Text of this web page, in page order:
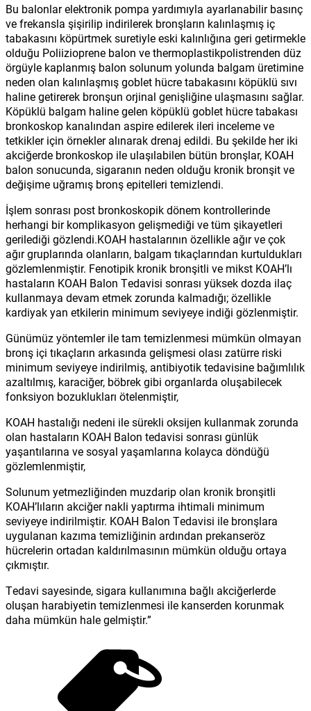
Bu balonlar elektronik pompa yardımıyla ayarlanabilir basınç
ve frekansla şişirilip indirilerek bronşların kalınlaşmış iç
tabakasını köpürtmek suretiyle eski kalınlığına geri getirmekle
olduğu Poliizioprene balon ve thermoplastikpolistrenden düz
örgüyle kaplanmış balon solunum yolunda balgam üretimine
neden olan kalınlaşmış goblet hücre tabakasını köpüklü sıvı
haline getirerek bronşun orjinal genişliğine ulaşmasını sağlar.
Köpüklü balgam haline gelen köpüklü goblet hücre tabakası
bronkoskop kanalından aspire edilerek ileri inceleme ve
tetkikler için örnekler alınarak drenaj edildi. Bu şekilde her iki
akciğerde bronkoskop ile ulaşılabilen bütün bronşlar, KOAH
balon sonucunda, sigaranın neden olduğu kronik bronşit ve
değişime uğramış bronş epitelleri temizlendi.
İşlem sonrası post bronkoskopik dönem kontrollerinde
herhangi bir komplikasyon gelişmediği ve tüm şikayetleri
gerilediği gözlendi.KOAH hastalarının özellikle ağır ve çok
ağır gruplarında olanların, balgam tıkaçlarından kurtuldukları
gözlemlenmiştir. Fenotipik kronik bronşitli ve mikst KOAH’lı
hastaların KOAH Balon Tedavisi sonrası yüksek dozda ilaç
kullanmaya devam etmek zorunda kalmadığı; özellikle
kardiyak yan etkilerin minimum seviyeye indiği gözlenmiştir.
Günümüz yöntemler ile tam temizlenmesi mümkün olmayan
bronş içi tıkaçların arkasında gelişmesi olası zatürre riski
minimum seviyeye indirilmiş, antibiyotik tedavisine bağımlılık
azaltılmış, karaciğer, böbrek gibi organlarda oluşabilecek
fonksiyon bozuklukları ötelenmiştir,
KOAH hastalığı nedeni ile sürekli oksijen kullanmak zorunda
olan hastaların KOAH Balon tedavisi sonrası günlük
yaşantılarına ve sosyal yaşamlarına kolayca döndüğü
gözlemlenmiştir,
Solunum yetmezliğinden muzdarip olan kronik bronşitli
KOAH’lıların akciğer nakli yaptırma ihtimali minimum
seviyeye indirilmiştir. KOAH Balon Tedavisi ile bronşlara
uygulanan kazıma temizliğinin ardından prekanseröz
hücrelerin ortadan kaldırılmasının mümkün olduğu ortaya
çıkmıştır.
Tedavi sayesinde, sigara kullanımına bağlı akciğerlerde
oluşan harabiyetin temizlenmesi ile kanserden korunmak
daha mümkün hale gelmiştir.”